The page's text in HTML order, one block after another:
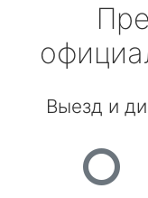
Выезд и